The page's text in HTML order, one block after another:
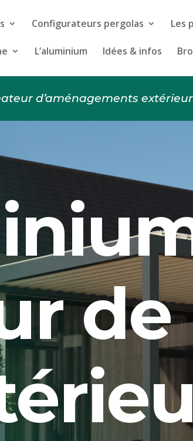
Configurateurs pergolas Les
L’aluminium Idées & infos
d’aménagements
de